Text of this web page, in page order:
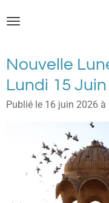
au
principal
Nouvelle
Lundi 15
Publié le 16 juin 2026 à